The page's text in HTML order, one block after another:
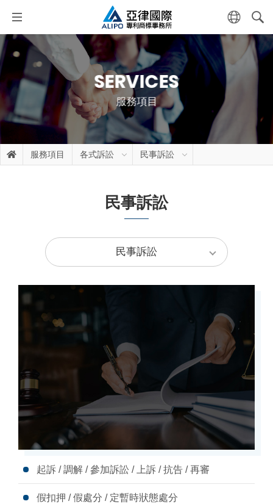
SERVICES
服務項目
服務項目 各式訴訟 民事訴訟
民事訴訟
民事訴訟
起訴 / 調解 / 參加訴訟 / 上訴 / 抗告 / 再審
假扣押 / 假處分 / 定暫時狀態處分